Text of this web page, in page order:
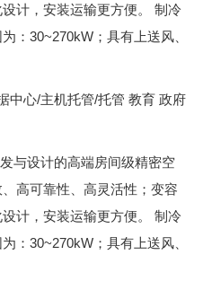
计，安装运输更方便。 制冷
：30~270kW；具有上送风、
中心/主机托管/托管 教育 政府
与设计的高端房间级精密空
高可靠性、高灵活性；变容
计，安装运输更方便。 制冷
： 30~270kW ；具有上送风、